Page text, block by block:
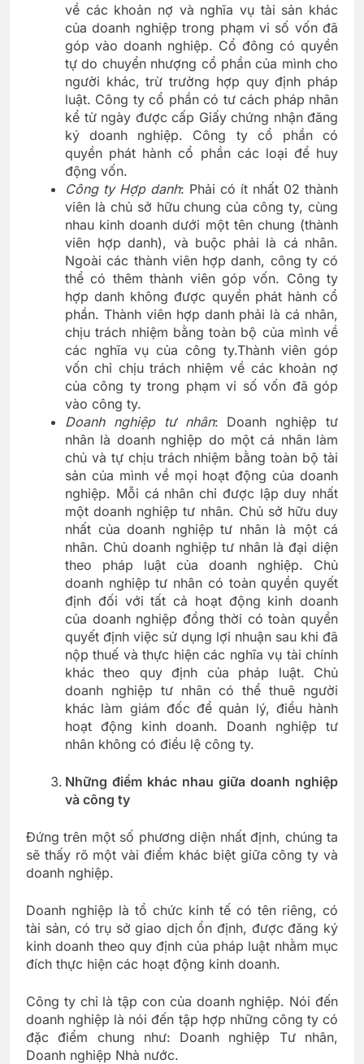
về các khoản nợ và nghĩa vụ tài sản khác
của doanh nghiệp trong phạm vi số vốn đã
góp vào doanh nghiệp. Cổ đông có quyền
tự do chuyển nhượng cổ phần của mình cho
người khác, trừ trường hợp quy định pháp
luật. Công ty cổ phần có tư cách pháp nhân
kể từ ngày được cấp Giấy chứng nhận đăng
ký doanh nghiệp. Công ty cổ phần có
quyền phát hành cổ phần các loại để huy
động vốn.
Công ty Hợp danh: Phải có ít nhất 02 thành
viên là chủ sở hữu chung của công ty, cùng
nhau kinh doanh dưới một tên chung (thành
viên hợp danh), và buộc phải là cá nhân.
Ngoài các thành viên hợp danh, công ty có
thể có thêm thành viên góp vốn. Công ty
hợp danh không được quyền phát hành cổ
phần. Thành viên hợp danh phải là cá nhân,
chịu trách nhiệm bằng toàn bộ của mình về
các nghĩa vụ của công ty.Thành viên góp
vốn chỉ chịu trách nhiệm về các khoản nợ
của công ty trong phạm vi số vốn đã góp
vào công ty.
Doanh nghiệp tư nhân: Doanh nghiệp tư
nhân là doanh nghiệp do một cá nhân làm
chủ và tự chịu trách nhiệm bằng toàn bộ tài
sản của mình về mọi hoạt động của doanh
nghiệp. Mỗi cá nhân chỉ được lập duy nhất
một doanh nghiệp tư nhân. Chủ sở hữu duy
nhất của doanh nghiệp tư nhân là một cá
nhân. Chủ doanh nghiệp tư nhân là đại diện
theo pháp luật của doanh nghiệp. Chủ
doanh nghiệp tư nhân có toàn quyền quyết
định đối với tất cả hoạt động kinh doanh
của doanh nghiệp đồng thời có toàn quyền
quyết định việc sử dụng lợi nhuận sau khi đã
nộp thuế và thực hiện các nghĩa vụ tài chính
khác theo quy định của pháp luật. Chủ
doanh nghiệp tư nhân có thể thuê người
khác làm giám đốc để quản lý, điều hành
hoạt động kinh doanh. Doanh nghiệp tư
nhân không có điều lệ công ty.
Những điểm khác nhau giữa doanh nghiệp
và công ty
Đứng trên một số phương diện nhất định, chúng ta
sẽ thấy rõ một vài điểm khác biệt giữa công ty và
doanh nghiệp.
Doanh nghiệp là tổ chức kinh tế có tên riêng, có
tài sản, có trụ sở giao dịch ổn định, được đăng ký
kinh doanh theo quy định của pháp luật nhằm mục
đích thực hiện các hoạt động kinh doanh.
Công ty chỉ là tập con của doanh nghiệp. Nói đến
doanh nghiệp là nói đến tập hợp những công ty có
đặc điểm chung như: Doanh nghiệp Tư nhân,
Doanh nghiệp Nhà nước.